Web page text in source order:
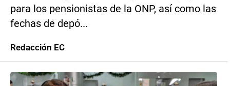
para los pensionistas de la ONP, así como las
fechas de depó...
Redacción EC